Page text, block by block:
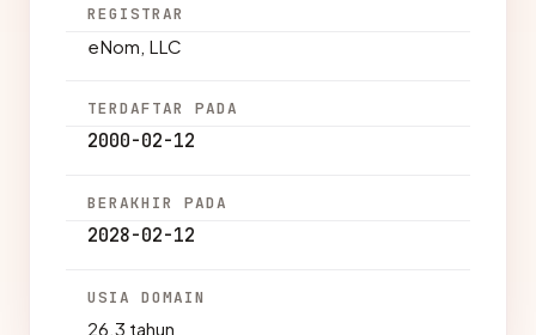
REGISTRAR
eNom, LLC
TERDAFTAR PADA
2000-02-12
BERAKHIR PADA
2028-02-12
USIA DOMAIN
26.3 tahun